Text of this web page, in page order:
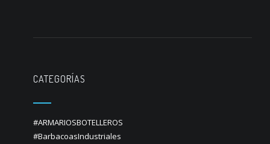
CATEGORÍAS
#ARMARIOSBOTELLEROS
#BarbacoasIndustriales